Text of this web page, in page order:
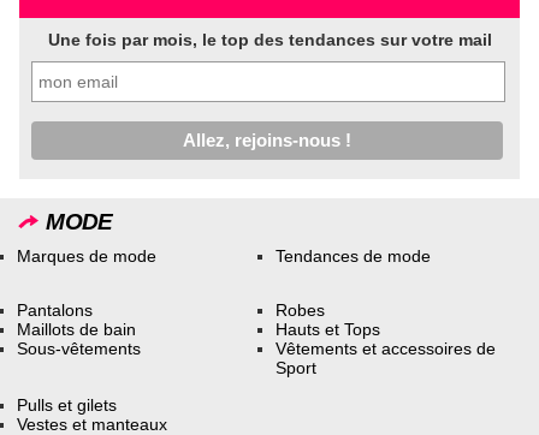
Une fois par mois, le top des tendances sur votre mail
MODE
Marques de mode Tendances de mode
Pantalons
Maillots de bain
Sous-vêtements
Robes
Hauts et Tops
Vêtements et accessoires de
Sport
Pulls et gilets
Vestes et manteaux